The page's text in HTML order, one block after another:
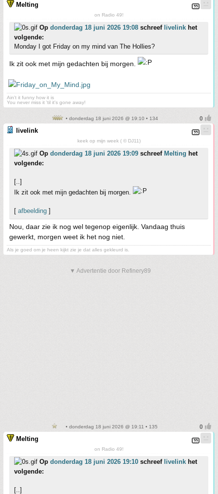
Melting
on Radio 49!
Op donderdag 18 juni 2026 19:08 schreef livelink het
volgende:
Monday I got Friday on my mind van The Hollies?
Ik zit ook met mijn gedachten bij morgen.
Ain't it funny how it is
You never miss it 'til it's gone away!
• donderdag 18 juni 2026 @ 19:10 • 134
livelink
keek op mijn week ( © DJ11)
Op donderdag 18 juni 2026 19:09 schreef Melting het
volgende:
[..]
Ik zit ook met mijn gedachten bij morgen.
[ afbeelding ]
Nou, daar zie ik nog wel tegenop eigenlijk. Vandaag thuis
gewerkt, morgen weet ik het nog niet.
Als je goed om je heen kijkt zie je dat alles gekleurd is.
▼ Advertentie door Refinery89
• donderdag 18 juni 2026 @ 19:11 • 135
Melting
on Radio 49!
Op donderdag 18 juni 2026 19:10 schreef livelink het
volgende:
[..]